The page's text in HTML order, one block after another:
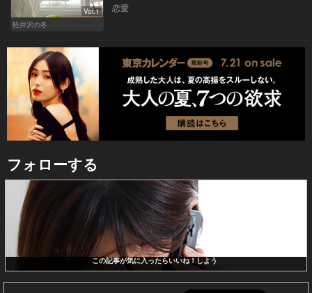
Vol.1
軽井沢の冬
恋愛
フォローする
この記事が気に入ったらいいね！しよう